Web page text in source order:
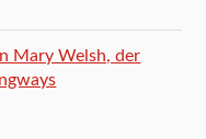
Mary Welsh, der